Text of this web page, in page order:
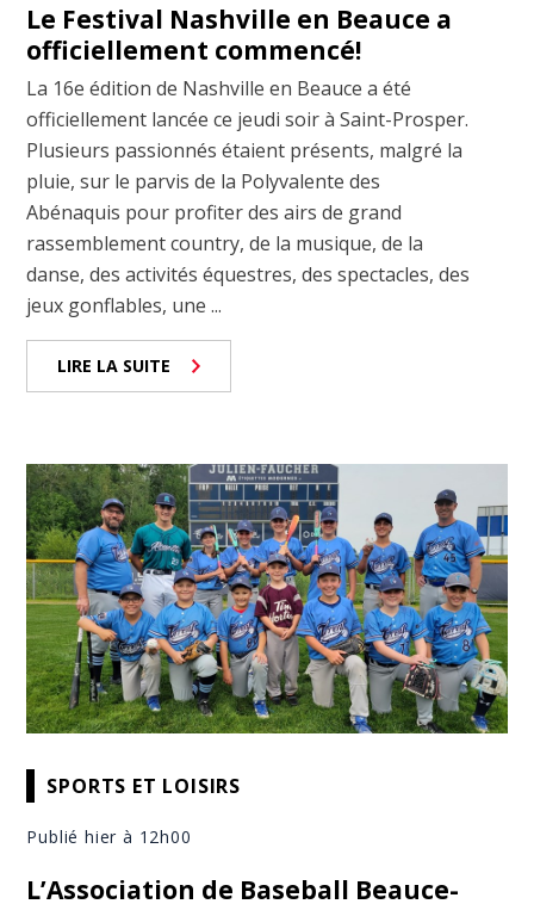
Le Festival Nashville en Beauce a
officiellement commencé!
La 16e édition de Nashville en Beauce a été
officiellement lancée ce jeudi soir à Saint-Prosper.
Plusieurs passionnés étaient présents, malgré la
pluie, sur le parvis de la Polyvalente des
Abénaquis pour profiter des airs de grand
rassemblement country, de la musique, de la
danse, des activités équestres, des spectacles, des
jeux gonflables, une ...
LIRE LA SUITE
SPORTS ET LOISIRS
Publié hier à 12h00
L’Association de Baseball Beauce-